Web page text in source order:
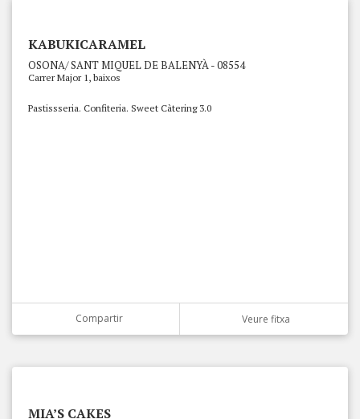
KABUKICARAMEL
OSONA/ SANT MIQUEL DE BALENYÀ - 08554
Carrer Major 1, baixos
Pastissseria. Confiteria. Sweet Càtering 3.0
Compartir Veure fitxa
MIA’S CAKES